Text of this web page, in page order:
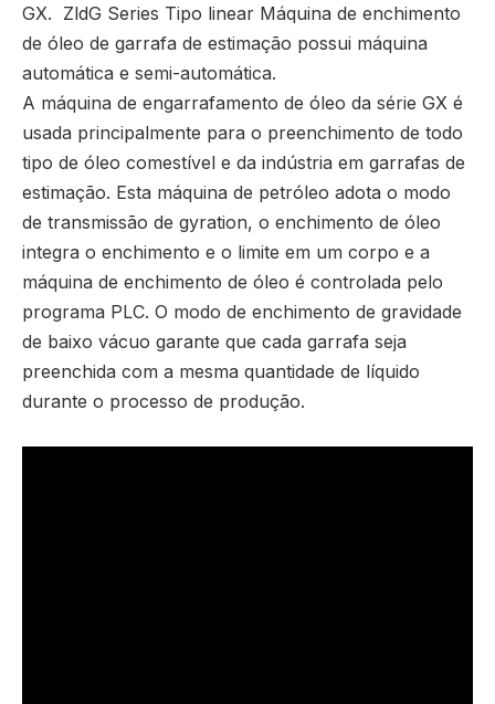
GX. ZldG Series Tipo linear Máquina de enchimento
de óleo de garrafa de estimação possui máquina
automática e semi-automática.
A máquina de engarrafamento de óleo da série GX é
usada principalmente para o preenchimento de todo
tipo de óleo comestível e da indústria em garrafas de
estimação. Esta máquina de petróleo adota o modo
de transmissão de gyration, o enchimento de óleo
integra o enchimento e o limite em um corpo e a
máquina de enchimento de óleo é controlada pelo
programa PLC. O modo de enchimento de gravidade
de baixo vácuo garante que cada garrafa seja
preenchida com a mesma quantidade de líquido
durante o processo de produção.